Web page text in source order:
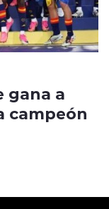
gana a
campeón